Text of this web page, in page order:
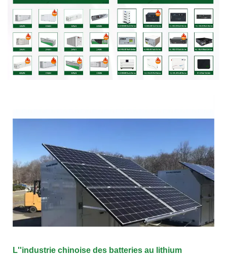
L''industrie chinoise des batteries au lithium